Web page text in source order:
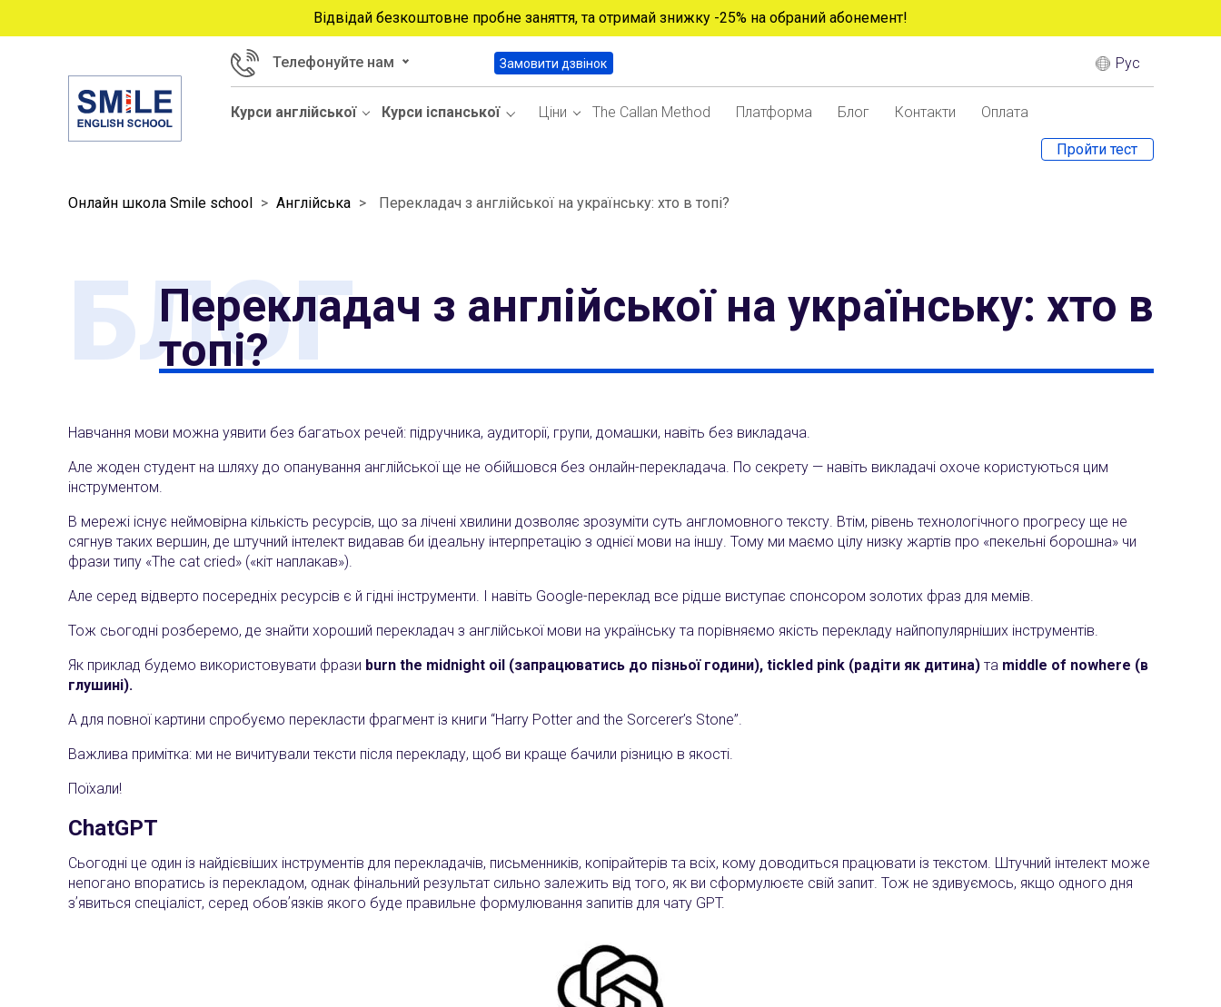
Відвідай безкоштовне пробне заняття, та отримай знижку -25% на обраний абонемент!
Телефонуйте нам Замовити дзвінок Рус
Курси англійської Курси іспанської Ціни The Callan Method Платформа Блог Контакти Оплата
Пройти тест
Онлайн школа Smile school > Англійська > Перекладач з англійської на українську: хто в топі?
БЛОГ
Перекладач з англійської на українську: хто в
топі?
Навчання мови можна уявити без багатьох речей: підручника, аудиторії, групи, домашки, навіть без викладача.
Але жоден студент на шляху до опанування англійської ще не обійшовся без онлайн-перекладача. По секрету — навіть викладачі охоче користуються цим
інструментом.
В мережі існує неймовірна кількість ресурсів, що за лічені хвилини дозволяє зрозуміти суть англомовного тексту. Втім, рівень технологічного прогресу ще не
сягнув таких вершин, де штучний інтелект видавав би ідеальну інтерпретацію з однієї мови на іншу. Тому ми маємо цілу низку жартів про «пекельні борошна» чи
фрази типу «The cat cried» («кіт наплакав»).
Але серед відверто посередніх ресурсів є й гідні інструменти. І навіть Google-переклад все рідше виступає спонсором золотих фраз для мемів.
Тож сьогодні розберемо, де знайти хороший перекладач з англійської мови на українську та порівняємо якість перекладу найпопулярніших інструментів.
Як приклад будемо використовувати фрази burn the midnight oil (запрацюватись до пізньої години), tickled pink (радіти як дитина) та middle of nowhere (в
глушині).
А для повної картини спробуємо перекласти фрагмент із книги “Harry Potter and the Sorcerer’s Stone”.
Важлива примітка: ми не вичитували тексти після перекладу, щоб ви краще бачили різницю в якості.
Поїхали!
ChatGPT
Сьогодні це один із найдієвіших інструментів для перекладачів, письменників, копірайтерів та всіх, кому доводиться працювати із текстом. Штучний інтелект може
непогано впоратись із перекладом, однак фінальний результат сильно залежить від того, як ви сформулюєте свій запит. Тож не здивуємось, якщо одного дня
зʼявиться спеціаліст, серед обовʼязків якого буде правильне формулювання запитів для чату GPT.